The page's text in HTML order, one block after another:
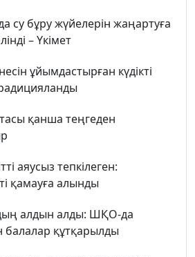
су бұру жүйелерін жаңартуға
– Үкімет
ұйымдастырған күдікті
қанша теңгеден
аяусыз тепкілеген:
қамауға алынды
алдын алды: ШҚО-да
құтқарылды